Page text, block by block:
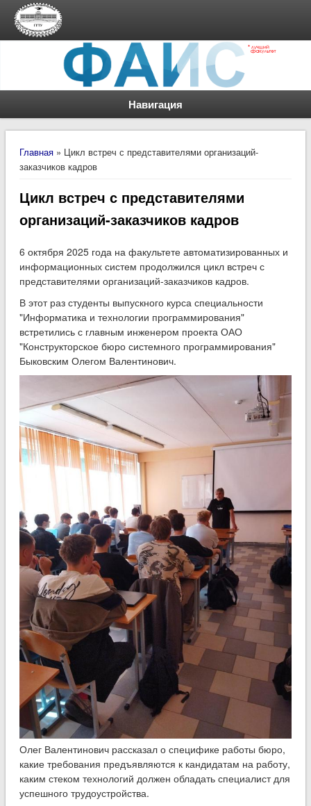
Навигация
Вы здесь
Главная» Цикл встреч с представителями организаций-
заказчиков кадров
Цикл встреч с представителями
организаций-заказчиков кадров
6 октября 2025 года на факультете автоматизированных и
информационных систем продолжился цикл встреч с
представителями организаций-заказчиков кадров.
В этот раз студенты выпускного курса специальности
"Информатика и технологии программирования"
встретились с главным инженером проекта ОАО
"Конструкторское бюро системного программирования"
Быковским Олегом Валентинович.
Олег Валентинович рассказал о специфике работы бюро,
какие требования предъявляются к кандидатам на работу,
каким стеком технологий должен обладать специалист для
успешного трудоустройства.